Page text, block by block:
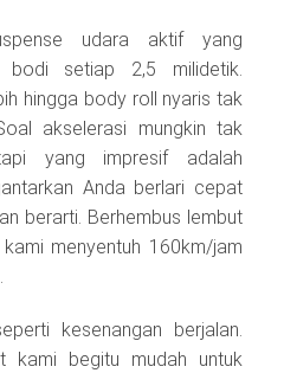
udara aktif yang
bodi setiap 2,5 milidetik.
hingga body roll nyaris tak
akselerasi mungkin tak
yang impresif adalah
Anda berlari cepat
berarti. Berhembus lembut
menyentuh 160km/jam
kesenangan berjalan.
kami begitu mudah untuk